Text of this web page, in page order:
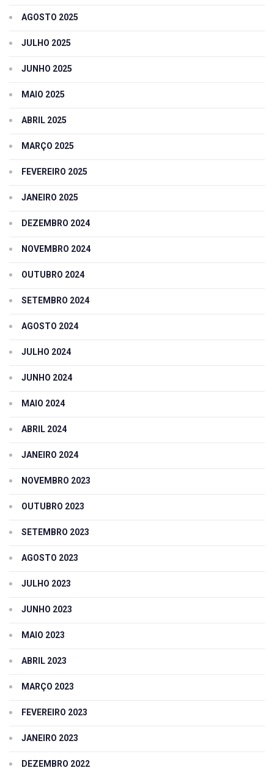
AGOSTO 2025
JULHO 2025
JUNHO 2025
MAIO 2025
ABRIL 2025
MARÇO 2025
FEVEREIRO 2025
JANEIRO 2025
DEZEMBRO 2024
NOVEMBRO 2024
OUTUBRO 2024
SETEMBRO 2024
AGOSTO 2024
JULHO 2024
JUNHO 2024
MAIO 2024
ABRIL 2024
JANEIRO 2024
NOVEMBRO 2023
OUTUBRO 2023
SETEMBRO 2023
AGOSTO 2023
JULHO 2023
JUNHO 2023
MAIO 2023
ABRIL 2023
MARÇO 2023
FEVEREIRO 2023
JANEIRO 2023
DEZEMBRO 2022